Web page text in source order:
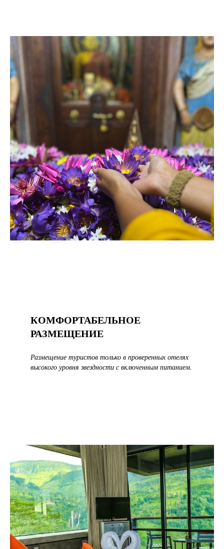
КОМФОРТАБЕЛЬНОЕ
РАЗМЕЩЕНИЕ
Размещение туристов только в проверенных отелях
высокого уровня звездности с включенным питанием.